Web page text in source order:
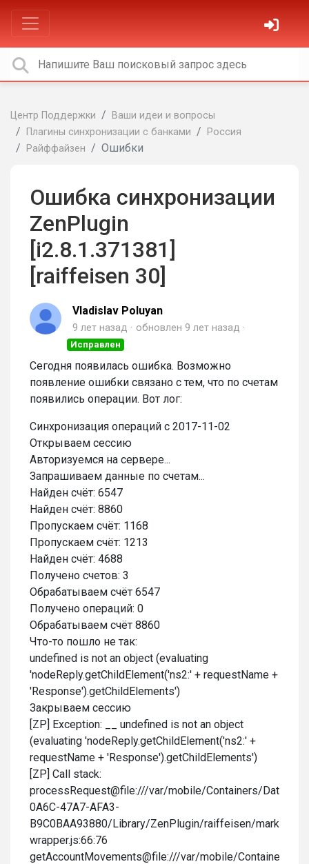
Центр Поддержки
Ваши идеи и вопросы
Плагины синхронизации с банками
Россия
Райффайзен
Ошибки
Ошибка синхронизации
ZenPlugin
[i2.8.1.371381]
[raiffeisen 30]
Vladislav Poluyan
9 лет назад обновлен 9 лет назад
Исправлен
Сегодня появилась ошибка. Возможно
появление ошибки связано с тем, что по счетам
появились операции. Вот лог:
Синхронизация операций с 2017-11-02
Открываем сессию
Авторизуемся на сервере...
Запрашиваем данные по счетам...
Найден счёт: 6547
Найден счёт: 8860
Пропускаем счёт: 1168
Пропускаем счёт: 1213
Найден счёт: 4688
Получено счетов: 3
Обрабатываем счёт 6547
Получено операций: 0
Обрабатываем счёт 8860
Что-то пошло не так:
undefined is not an object (evaluating
'nodeReply.getChildElement('ns2:' + requestName +
'Response').getChildElements')
Закрываем сессию
[ZP] Exception: __ undefined is not an object
(evaluating 'nodeReply.getChildElement('ns2:' +
requestName + 'Response').getChildElements')
[ZP] Call stack:
processRequest@file:///var/mobile/Containers/Data/
0A6C-47A7-AFA3-
B9C0BAA93880/Library/ZenPlugin/raiffeisen/marknote-
wrapper.js:66:76
getAccountMovements@file:///var/mobile/Containers/